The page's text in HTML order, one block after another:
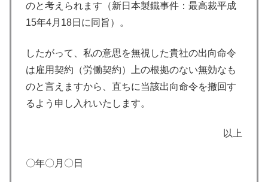
のと考えられます（新日本製鐵事件：最高裁平成
15年4月18日に同旨）。
したがって、私の意思を無視した貴社の出向命令
は雇用契約（労働契約）上の根拠のない無効なも
のと言えますから、直ちに当該出向命令を撤回す
るよう申し入れいたします。
以上
〇年〇月〇日